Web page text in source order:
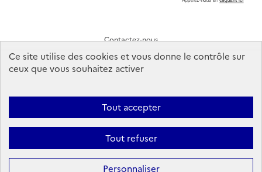
Contactez-nous
Mentions légales
CONDITIONS D'UTILISATION
Ineris 2026. Tous droits réservés.
Suivez-nous:
YouTube LinkedIn
Ce site utilise des cookies et vous donne le contrôle sur
ceux que vous souhaitez activer
Tout accepter
Tout refuser
Personnaliser